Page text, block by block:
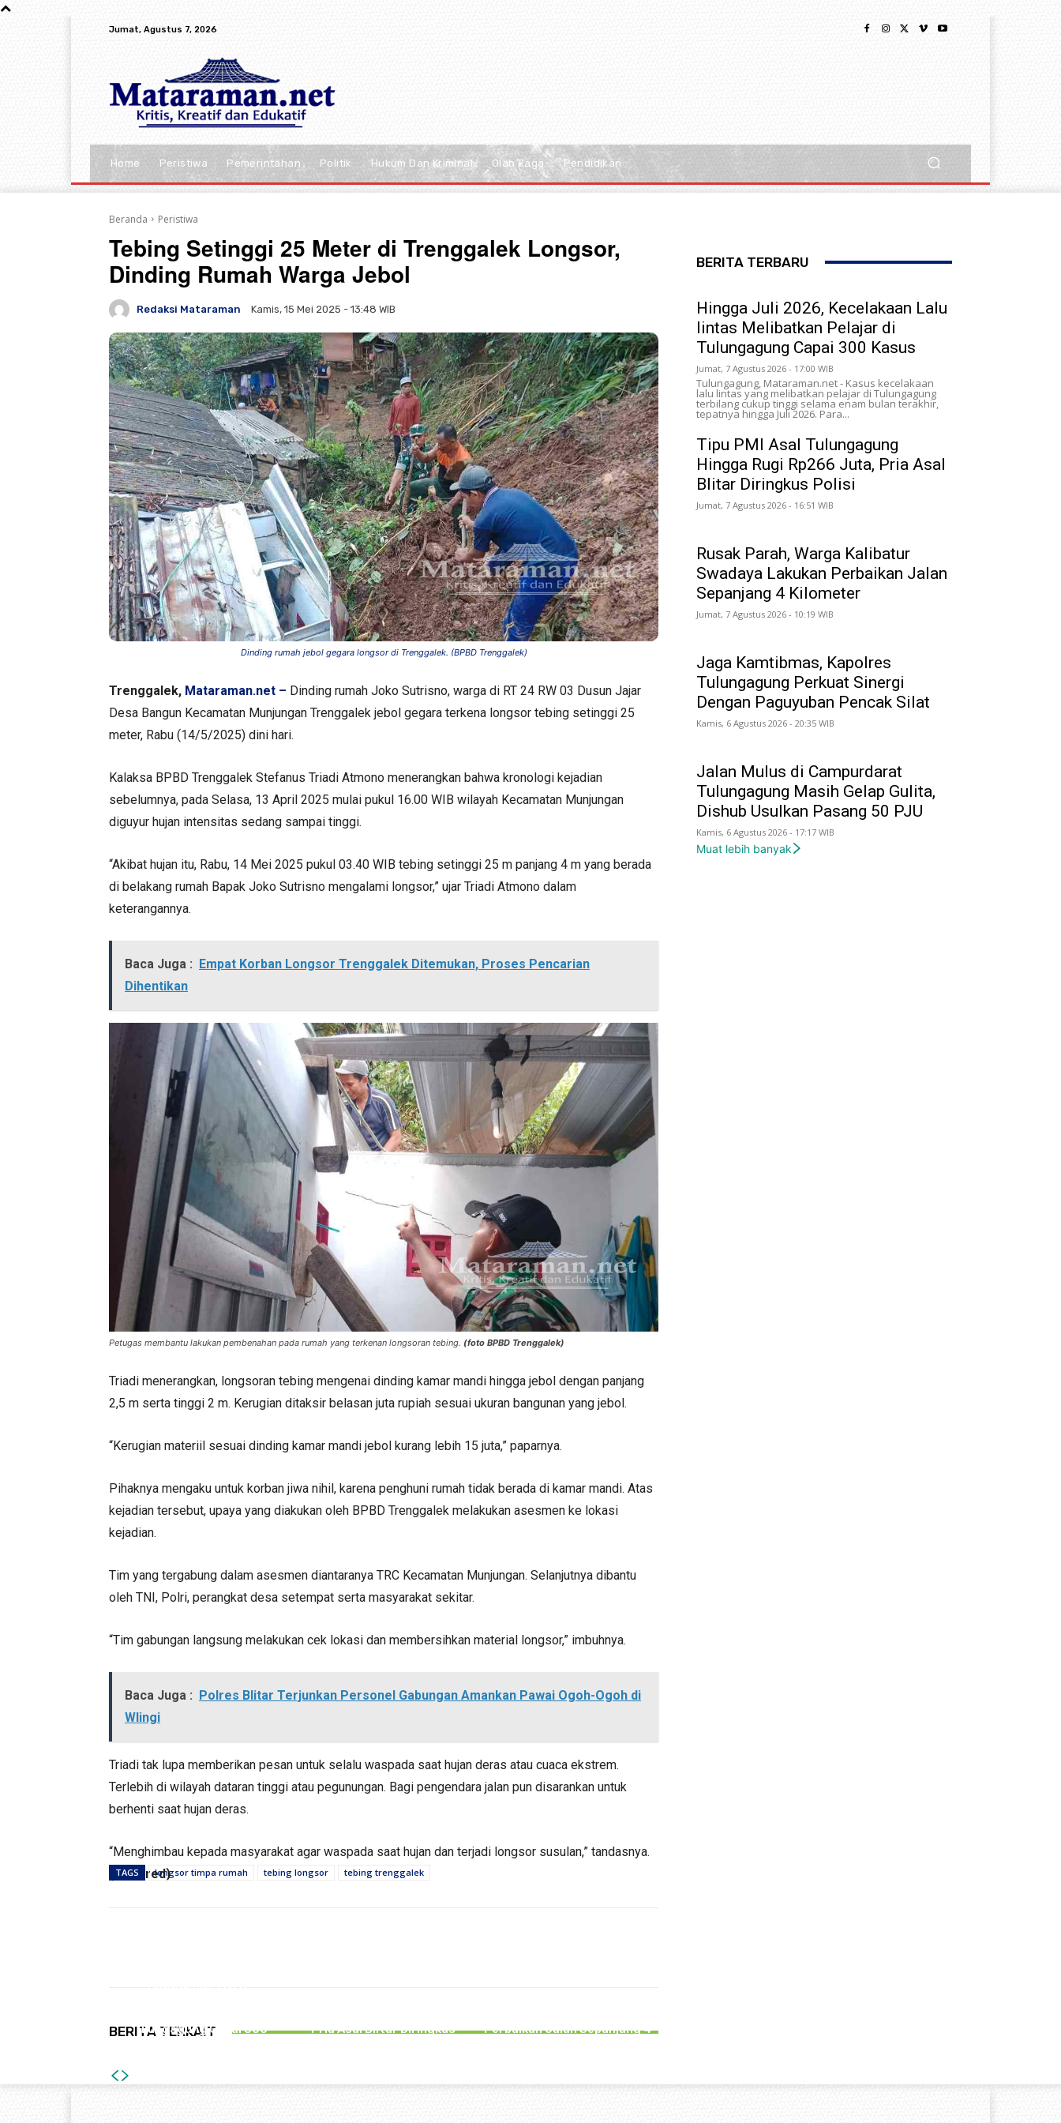
Jumat, Agustus 7, 2026
Home Peristiwa Pemerintahan Politik Hukum Dan Kriminal Olah Raga Pendidikan
Beranda Peristiwa
Tebing Setinggi 25 Meter di Trenggalek Longsor,
Dinding Rumah Warga Jebol
Redaksi Mataraman Kamis, 15 Mei 2025 - 13:48 WIB
Dinding rumah jebol gegara longsor di Trenggalek. (BPBD Trenggalek)
Trenggalek, Mataraman.net – Dinding rumah Joko Sutrisno, warga di RT 24 RW 03 Dusun Jajar
Desa Bangun Kecamatan Munjungan Trenggalek jebol gegara terkena longsor tebing setinggi 25
meter, Rabu (14/5/2025) dini hari.
Kalaksa BPBD Trenggalek Stefanus Triadi Atmono menerangkan bahwa kronologi kejadian
sebelumnya, pada Selasa, 13 April 2025 mulai pukul 16.00 WIB wilayah Kecamatan Munjungan
diguyur hujan intensitas sedang sampai tinggi.
“Akibat hujan itu, Rabu, 14 Mei 2025 pukul 03.40 WIB tebing setinggi 25 m panjang 4 m yang berada
di belakang rumah Bapak Joko Sutrisno mengalami longsor,” ujar Triadi Atmono dalam
keterangannya.
Baca Juga : Empat Korban Longsor Trenggalek Ditemukan, Proses Pencarian
Dihentikan
Petugas membantu lakukan pembenahan pada rumah yang terkenan longsoran tebing. (foto BPBD Trenggalek)
Triadi menerangkan, longsoran tebing mengenai dinding kamar mandi hingga jebol dengan panjang
2,5 m serta tinggi 2 m. Kerugian ditaksir belasan juta rupiah sesuai ukuran bangunan yang jebol.
“Kerugian materiil sesuai dinding kamar mandi jebol kurang lebih 15 juta,” paparnya.
Pihaknya mengaku untuk korban jiwa nihil, karena penghuni rumah tidak berada di kamar mandi. Atas
kejadian tersebut, upaya yang diakukan oleh BPBD Trenggalek melakukan asesmen ke lokasi
kejadian.
Tim yang tergabung dalam asesmen diantaranya TRC Kecamatan Munjungan. Selanjutnya dibantu
oleh TNI, Polri, perangkat desa setempat serta masyarakat sekitar.
“Tim gabungan langsung melakukan cek lokasi dan membersihkan material longsor,” imbuhnya.
Baca Juga :
Polres Blitar Terjunkan Personel Gabungan Amankan Pawai Ogoh-Ogoh di
Wlingi
Triadi tak lupa memberikan pesan untuk selalu waspada saat hujan deras atau cuaca ekstrem.
Terlebih di wilayah dataran tinggi atau pegunungan. Bagi pengendara jalan pun disarankan untuk
berhenti saat hujan deras.
“Menghimbau kepada masyarakat agar waspada saat hujan dan terjadi longsor susulan,” tandasnya.
(bahr/red)
TAGS longsor timpa rumah tebing longsor tebing trenggalek
BERITA TERKAIT
Tulungagung Capai 300
Pria Asal Blitar Diringkus
Perbaikan Jalan Sepanjang 4
BERITA TERBARU
Hingga Juli 2026, Kecelakaan Lalu
lintas Melibatkan Pelajar di
Tulungagung Capai 300 Kasus
Jumat, 7 Agustus 2026 - 17:00 WIB
Tulungagung, Mataraman.net - Kasus kecelakaan
lalu lintas yang melibatkan pelajar di Tulungagung
terbilang cukup tinggi selama enam bulan terakhir,
tepatnya hingga Juli 2026. Para...
Tipu PMI Asal Tulungagung
Hingga Rugi Rp266 Juta, Pria Asal
Blitar Diringkus Polisi
Jumat, 7 Agustus 2026 - 16:51 WIB
Rusak Parah, Warga Kalibatur
Swadaya Lakukan Perbaikan Jalan
Sepanjang 4 Kilometer
Jumat, 7 Agustus 2026 - 10:19 WIB
Jaga Kamtibmas, Kapolres
Tulungagung Perkuat Sinergi
Dengan Paguyuban Pencak Silat
Kamis, 6 Agustus 2026 - 20:35 WIB
Jalan Mulus di Campurdarat
Tulungagung Masih Gelap Gulita,
Dishub Usulkan Pasang 50 PJU
Kamis, 6 Agustus 2026 - 17:17 WIB
Muat lebih banyak